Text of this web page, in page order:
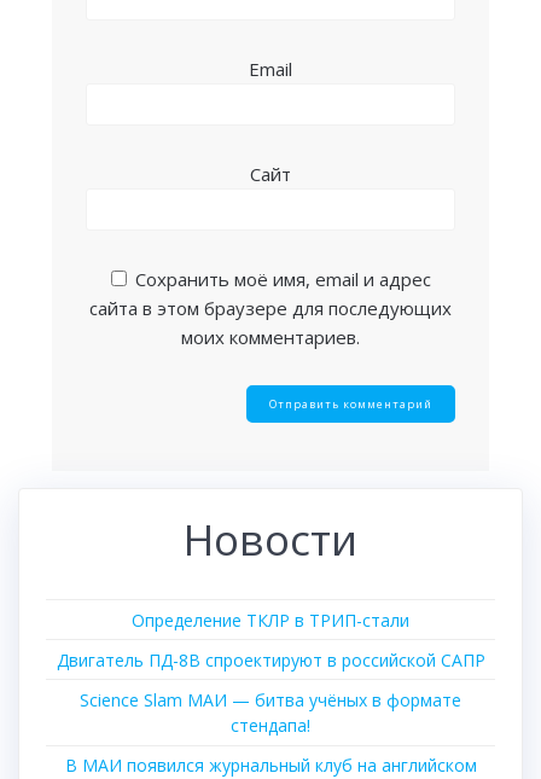
Email
Сайт
Сохранить моё имя, email и адрес
сайта в этом браузере для последующих
моих комментариев.
Новости
Определение ТКЛР в ТРИП-стали
Двигатель ПД-8В спроектируют в российской САПР
Science Slam МАИ — битва учёных в формате
стендапа!
В МАИ появился журнальный клуб на английском